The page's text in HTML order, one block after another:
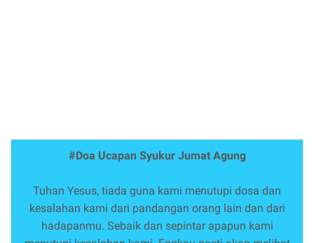
#Doa Ucapan Syukur Jumat Agung
Tuhan Yesus, tiada guna kami menutupi dosa dan
kesalahan kami dari pandangan orang lain dan dari
hadapanmu. Sebaik dan sepintar apapun kami